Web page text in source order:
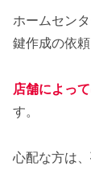
ホームセン
鍵作成の依
店舗によっ
す。
心配な方は、